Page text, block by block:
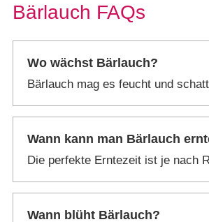
Bärlauch FAQs
Wo wächst Bärlauch?
Bärlauch mag es feucht und
Wann kann man Bärlauch
Die perfekte Erntezeit ist je nach
Wann blüht Bärlauch?